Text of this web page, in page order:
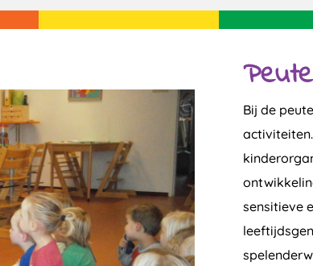
Bij de
sensitieve